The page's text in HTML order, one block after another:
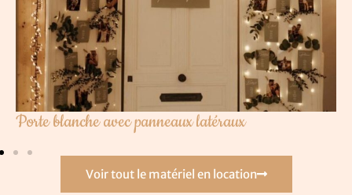
Porte blanche avec panneaux latéraux
Voir tout le matériel en location